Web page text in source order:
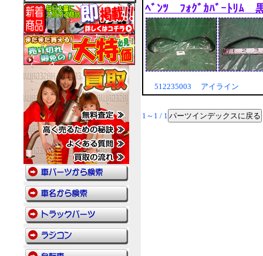
ﾍﾞﾝﾂ ﾌｫｸﾞｶﾊﾞｰﾄﾘﾑ
512235003 アイライン
1～1 / 1 パーツインデックスに戻る